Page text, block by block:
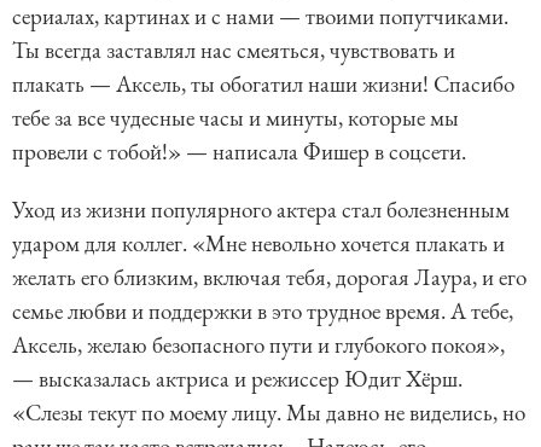
сериалах, картинах и с нами — твоими попутчиками.
Ты всегда заставлял нас смеяться, чувствовать и
плакать — Аксель, ты обогатил наши жизни! Спасибо
тебе за все чудесные часы и минуты, которые мы
провели с тобой!» — написала Фишер в соцсети.
Уход из жизни популярного актера стал болезненным
ударом для коллег. «Мне невольно хочется плакать и
желать его близким, включая тебя, дорогая Лаура, и его
семье любви и поддержки в это трудное время. А тебе,
Аксель, желаю безопасного пути и глубокого покоя»,
— высказалась актриса и режиссер Юдит Хёрш.
«Слезы текут по моему лицу. Мы давно не виделись, но